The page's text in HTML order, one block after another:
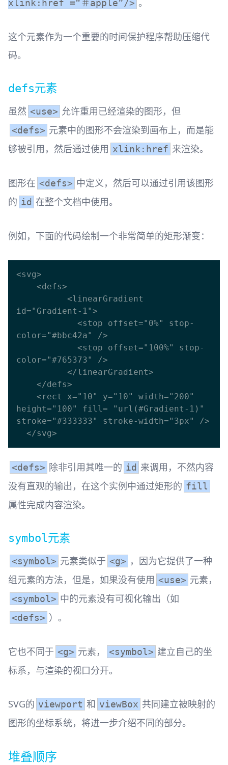
xlink:href =“＃apple”/> 。
这个元素作为一个重要的时间保护程序帮助压缩代
码。
defs元素
虽然 <use> 允许重用已经渲染的图形，但
<defs> 元素中的图形不会渲染到画布上，而是能
够被引用，然后通过使用 xlink:href 来渲染。
图形在 <defs> 中定义，然后可以通过引用该图形
的 id 在整个文档中使用。
例如，下面的代码绘制一个非常简单的矩形渐变：
<svg>
id="Gradient-1">
color="#bbc42a" />
color="#765373" />
height="100" fill= "url(#Gradient-1)"
stroke="#333333" stroke-width="3px" />
<defs> 除非引用其唯一的 id 来调用，不然内容
没有直观的输出，在这个实例中通过矩形的 fill
属性完成内容渲染。
symbol元素
<symbol> 元素类似于 <g> ，因为它提供了一种
组元素的方法，但是，如果没有使用 <use> 元素，
<symbol> 中的元素没有可视化输出（如
<defs> ）。
它也不同于 <g> 元素， <symbol> 建立自己的坐
标系，与渲染的视口分开。
SVG的 viewport 和 viewBox 共同建立被映射的
图形的坐标系统，将进一步介绍不同的部分。
堆叠顺序